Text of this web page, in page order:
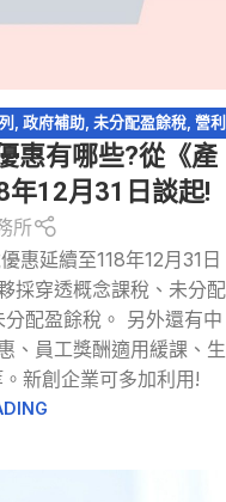
, 政府補助, 未分配盈餘稅, 營利
例
惠有哪些?從《產
12月31日談起!
所
惠延續至118年12月31日
採穿透概念課稅、未分配
配盈餘稅。 另外還有中
、員工獎酬適用緩課、生
新創企業可多加利用!